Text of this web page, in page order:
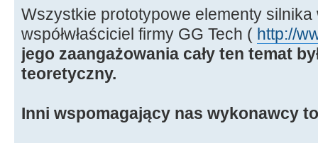
Wszystkie prototypowe elementy silnika
współwłaściciel firmy GG Tech ( http://
jego zaangażowania cały ten temat
teoretyczny.
Inni wspomagający nas wykonawcy